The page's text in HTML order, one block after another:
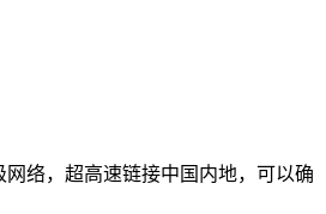
络，超高速链接中国内地，可以确